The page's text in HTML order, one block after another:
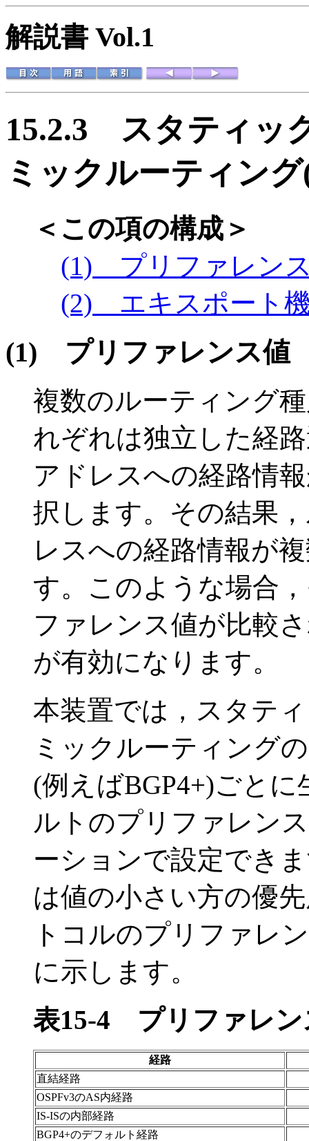
解説書 Vol.1
15.2.3 スタティッ
ミックルーティン
＜この項の構成＞
(1) プリファレン
(2) エキスポート
(1) プリファレンス値
複数のルーティング
れぞれは独立した経
アドレスへの経路情
択します。その結果
レスへの経路情報が
す。このような場合
ファレンス値が比較
が有効になります。
本装置では，スタテ
ミックルーティング
(例えばBGP4+)ごと
ルトのプリファレン
ーションで設定でき
は値の小さい方の優
トコルのプリファレ
に示します。
表15-4 プリファレ
経路
直結経路
OSPFv3のAS内経路
IS-ISの内部経路
BGP4+のデフォルト経路